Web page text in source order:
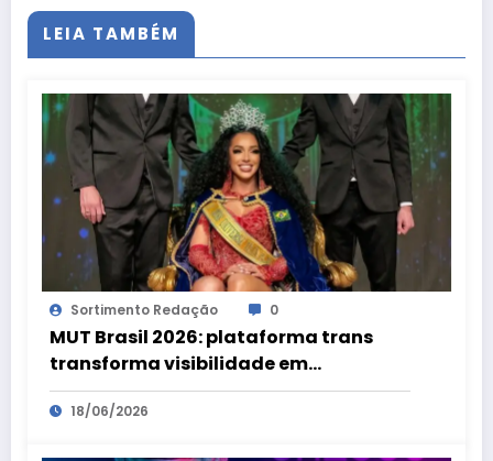
LEIA TAMBÉM
Sortimento Redação 0
MUT Brasil 2026: plataforma trans
transforma visibilidade em
oportunidades
18/06/2026